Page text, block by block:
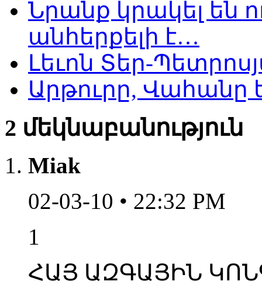
Նրանք կրակել են
անհերքելի է…
Լեւոն Տեր-
Արթուրը, Վահանը
2 մեկնաբանություն
Miak
02-03-10 • 22:32 PM
1
ՀԱՅ ԱԶԳԱՅԻՆ